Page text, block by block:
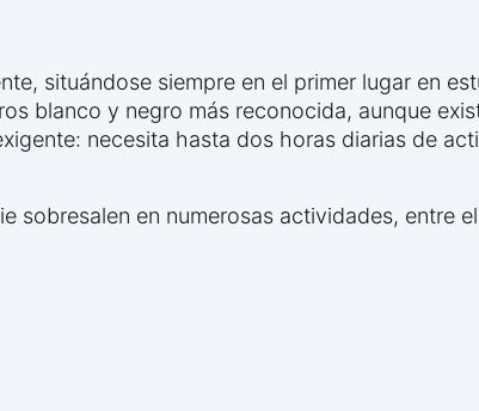
situándose siempre en el primer lugar en
blanco y negro más reconocida, aunque
necesita hasta dos horas diarias de
sobresalen en numerosas actividades, entre